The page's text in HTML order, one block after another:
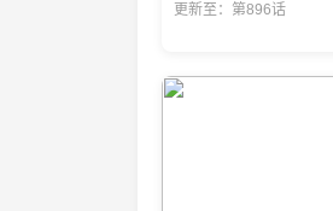
更新至：第896话